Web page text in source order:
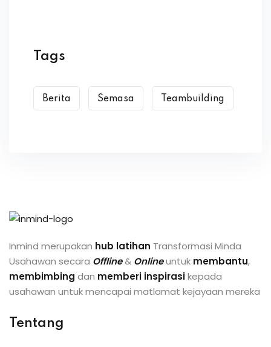
Tags
Berita Semasa Teambuilding
Inmind merupakan hub latihan Transformasi Minda
Usahawan secara Offline& Onlineuntuk membantu,
membimbing dan memberi inspirasikepada
usahawan untuk mencapai matlamat kejayaan mereka
Tentang